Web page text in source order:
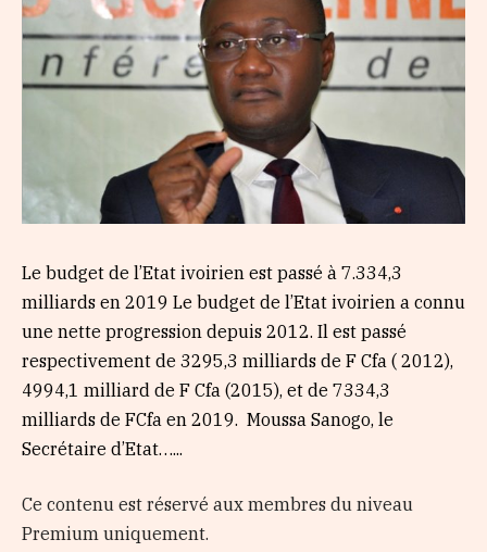
Le budget de l’Etat ivoirien est passé à 7.334,3
milliards en 2019 Le budget de l’Etat ivoirien a connu
une nette progression depuis 2012. Il est passé
respectivement de 3295,3 milliards de F Cfa ( 2012),
4994,1 milliard de F Cfa (2015), et de 7334,3
milliards de FCfa en 2019. Moussa Sanogo, le
Secrétaire d’Etat…...
Ce contenu est réservé aux membres du niveau
Premium uniquement.